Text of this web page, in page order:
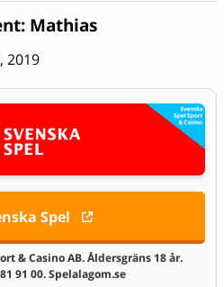
Mathias
2019
Spel
& Casino AB. Åldersgräns 18 år.
91 00. Spelalagom.se